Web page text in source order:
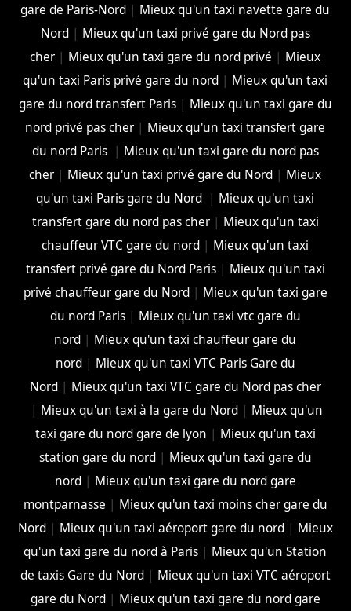
gare de Paris-Nord | Mieux qu'un taxi navette gare du
Nord| Mieux qu'un taxi privé gare du Nord pas
cher | Mieux qu'un taxi gare du nord privé | Mieux
qu'un taxi Paris privé gare du nord | Mieux qu'un taxi
gare du nord transfert Paris| Mieux qu'un taxi gare du
nord privé pas cher | Mieux qu'un taxi transfert gare
du nord Paris | Mieux qu'un taxi gare du nord pas
cher | Mieux qu'un taxi privé gare du Nord | Mieux
qu'un taxi Paris gare du Nord | Mieux qu'un taxi
transfert gare du nord pas cher| Mieux qu'un taxi
chauffeur VTC gare du nord | Mieux qu'un taxi
transfert privé gare du Nord Paris| Mieux qu'un taxi
privé chauffeur gare du Nord| Mieux qu'un taxi gare
du nord Paris| Mieux qu'un taxi vtc gare du
nord | Mieux qu'un taxi chauffeur gare du
nord| Mieux qu'un taxi VTC Paris Gare du
Nord| Mieux qu'un taxi VTC gare du Nord pas cher
| Mieux qu'un taxi à la gare du Nord | Mieux qu'un
taxi gare du nord gare de lyon | Mieux qu'un taxi
station gare du nord| Mieux qu'un taxi gare du
nord| Mieux qu'un taxi gare du nord gare
montparnasse | Mieux qu'un taxi moins cher gare du
Nord| Mieux qu'un taxi aéroport gare du nord| Mieux
qu'un taxi gare du nord à Paris | Mieux qu'un Station
de taxis Gare du Nord| Mieux qu'un taxi VTC aéroport
gare du Nord| Mieux qu'un taxi gare du nord gare